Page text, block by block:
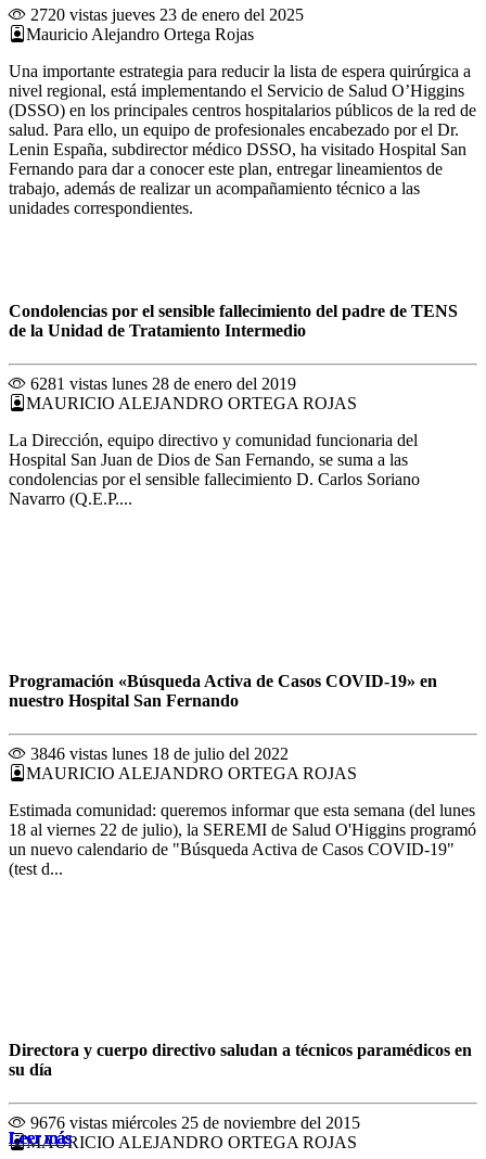
Leer más
Leer más
Leer más
2720 vistas jueves 23 de enero del 2025
Mauricio Alejandro Ortega Rojas
Una importante estrategia para reducir la lista de espera quirúrgica a
nivel regional, está implementando el Servicio de Salud O’Higgins
(DSSO) en los principales centros hospitalarios públicos de la red de
salud. Para ello, un equipo de profesionales encabezado por el Dr.
Lenin España, subdirector médico DSSO, ha visitado Hospital San
Fernando para dar a conocer este plan, entregar lineamientos de
trabajo, además de realizar un acompañamiento técnico a las
unidades correspondientes.
Leer más
Condolencias por el sensible fallecimiento del padre de TENS
de la Unidad de Tratamiento Intermedio
6281 vistas lunes 28 de enero del 2019
MAURICIO ALEJANDRO ORTEGA ROJAS
La Dirección, equipo directivo y comunidad funcionaria del
Hospital San Juan de Dios de San Fernando, se suma a las
condolencias por el sensible fallecimiento D. Carlos Soriano
Navarro (Q.E.P....
Leer más
Programación «Búsqueda Activa de Casos COVID-19» en
nuestro Hospital San Fernando
3846 vistas lunes 18 de julio del 2022
MAURICIO ALEJANDRO ORTEGA ROJAS
Estimada comunidad: queremos informar que esta semana (del lunes
18 al viernes 22 de julio), la SEREMI de Salud O'Higgins programó
un nuevo calendario de "Búsqueda Activa de Casos COVID-19"
(test d...
Leer más
Directora y cuerpo directivo saludan a técnicos paramédicos en
su día
9676 vistas miércoles 25 de noviembre del 2015
MAURICIO ALEJANDRO ORTEGA ROJAS
Leer más
Leer más
Leer más
Leer más
Leer más
Leer más